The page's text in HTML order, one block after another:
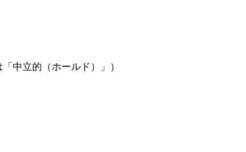
中立的（ホールド）」）